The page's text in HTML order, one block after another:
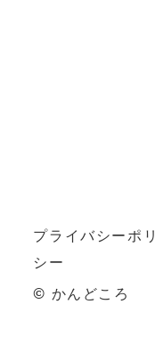
プライバシーポリ
シー
© かんどころ